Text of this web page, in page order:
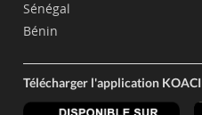
Sénégal
Bénin
Télécharger l'application KOACI